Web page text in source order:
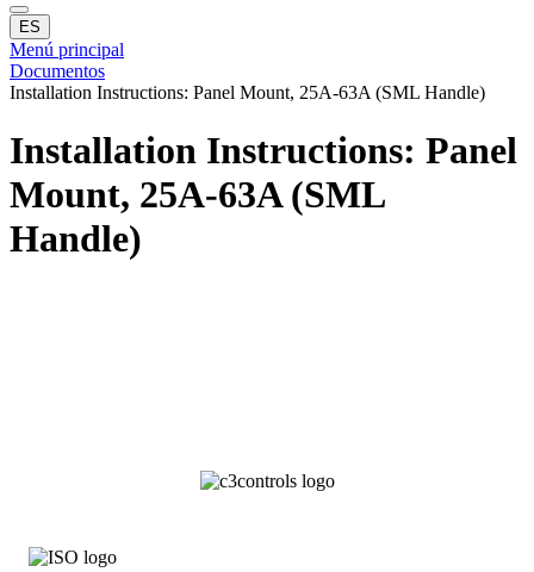
ES
Menú principal
Documentos
Installation Instructions: Panel Mount, 25A-63A (SML Handle)
Installation Instructions: Panel
Mount, 25A-63A (SML
Handle)